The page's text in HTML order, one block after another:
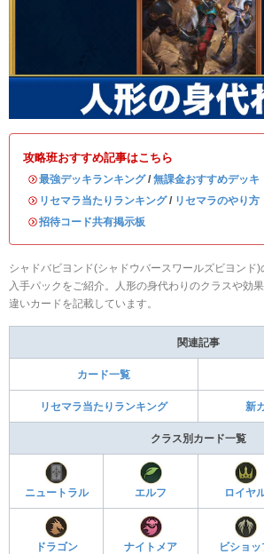
攻略班おすすめ記事はこちら
・最強デッキランキング/ 無課金おすすめデッキ
・ リセマラ当たりランキング/ リセマラのやり方
・招待コード共有掲示板
シャドバビヨンド(シャドウバースワールズビヨンド)
入手パックをご紹介。人形の身代わりのクラスや効
違いカードを記載しています。
関連記事
カード一覧
リセマラ当たりランキング 新
クラス別カード一覧
ニュートラル エルフ ロイヤ
ドラゴン ナイトメア ビショッ